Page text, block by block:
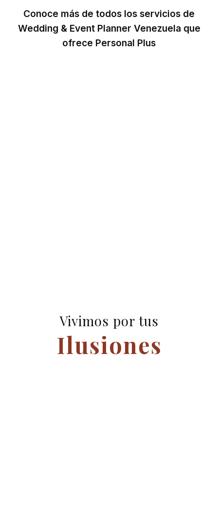
Conoce más de todos los servicios de
Wedding & Event Planner Venezuela que
ofrece Personal Plus
Vivimos por tus
Eventos